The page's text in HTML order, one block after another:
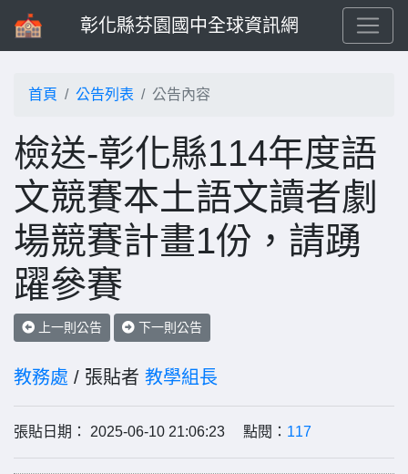
彰化縣芬園國中全球資訊網
首頁 公告列表 公告內容
檢送-彰化縣114年度語
文競賽本土語文讀者劇
場競賽計畫1份，請踴
躍參賽
上一則公告 下一則公告
教務處 / 張貼者 教學組長
張貼日期： 2025-06-10 21:06:23 點閱： 117